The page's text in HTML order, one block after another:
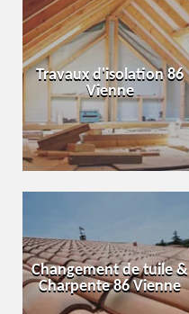
Travaux d'isolation 86
Vienne
Changement de tuile &
Charpente 86 Vienne